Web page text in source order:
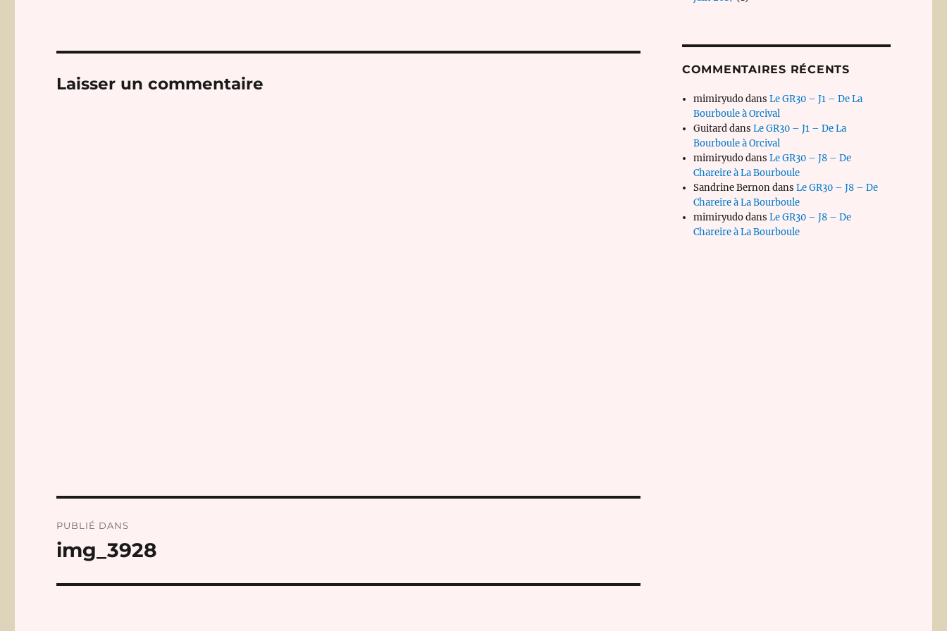
Laisser un commentaire
de
PUBLIÉ DANS
img_3928
COMMENTAIRES RÉCENTS
mimiryudodansLe GR30 – J1 – De La
Bourboule à Orcival
GuitarddansLe GR30 – J1 – De La
Bourboule à Orcival
mimiryudodansLe GR30 – J8 – De
Chareire à La Bourboule
Sandrine BernondansLe GR30 – J8 – De
Chareire à La Bourboule
mimiryudodansLe GR30 – J8 – De
Chareire à La Bourboule